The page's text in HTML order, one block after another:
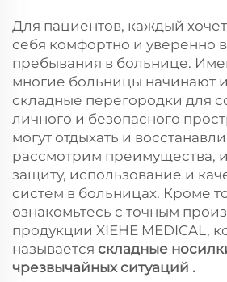
Для пациентов, каждый хочет
себя комфортно и уверенно
пребывания в больнице.
многие больницы начинают
складные перегородки для
личного и безопасного
могут отдыхать и
рассмотрим преимущества,
защиту, использование и
систем в больницах. Кроме
ознакомьтесь с точным
продукции XIEHE MEDICAL,
называется складные
чрезвычайных ситуаций .